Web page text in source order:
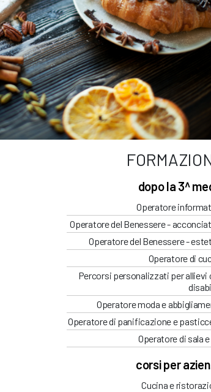
dopo la 3^
Operatore
Operatore del Benessere -
Operatore del Benessere -
Operatore di
Percorsi personalizzati per allievi
Operatore moda e
Operatore di panificazione e
Operatore di sala
corsi per
Cucina e